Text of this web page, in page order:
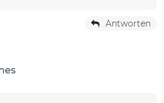
Antworten